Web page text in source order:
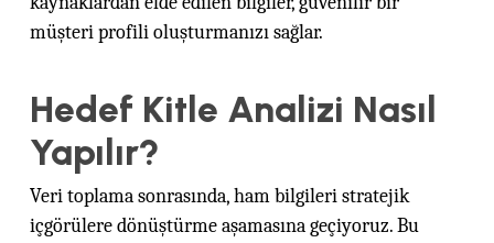
müşteri profili oluşturmanızı sağlar.
Hedef Kitle Analizi Nasıl
Yapılır?
Veri toplama sonrasında, ham bilgileri stratejik
içgörülere dönüştürme aşamasına geçiyoruz. Bu